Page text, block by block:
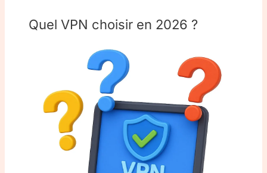
Quel VPN choisir en 2026 ?